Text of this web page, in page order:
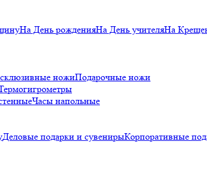
На День рожденияНа День учителяНа
ножиПодарочные ножи
Часы напольные
Деловые подарки и сувенирыКорпоративные